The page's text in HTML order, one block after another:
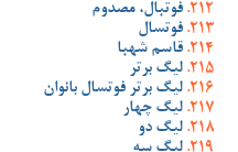
فوتبال، مصدوم
فوتسال
قاسم شهبا
لیگ برتر
لیگ برتر فوتسال بانوان
لیگ چهار
لیگ دو